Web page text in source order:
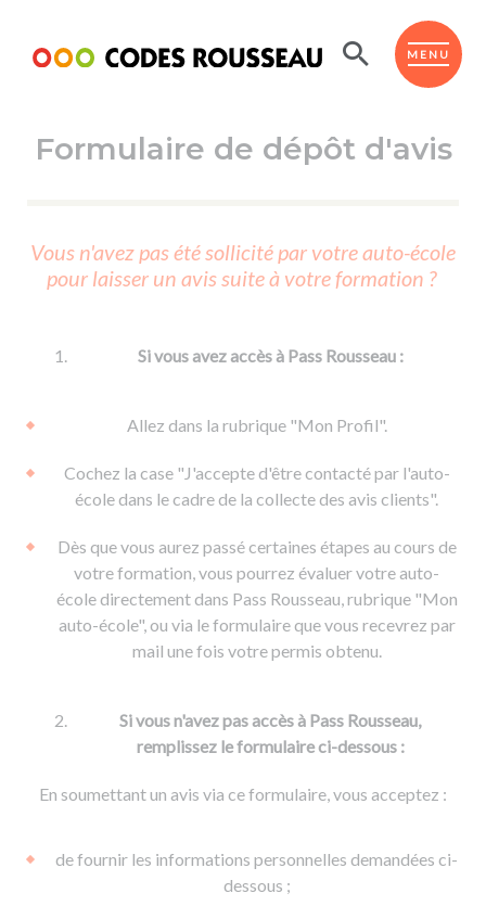
MENU
ESPACE ÉLÈVE
Code de la route
Passer l'ASSR
Réviser le code
Passer l'ETM
Permis voiture
Permis remorque
Permis & handicap
d'apprentissage
De la conduite en voiture
De la conduite à moto
Voir tous les supports
Formations pro.
Permis poids lourd
Formation FCO
Formation CACES
Devenir enseignant de la conduite
Ressources
Formulaire de dépôt d'avis
Vous n'avez pas été sollicité par votre auto-école
pour laisser un avis suite à votre formation ?
Si vous avez accès à Pass Rousseau :
Allez dans la rubrique "Mon Profil".
Cochez la case "J'accepte d'être contacté par l'auto-
école dans le cadre de la collecte des avis clients".
Dès que vous aurez passé certaines étapes au cours de
votre formation, vous pourrez évaluer votre auto-
école directement dans Pass Rousseau, rubrique "Mon
auto-école", ou via le formulaire que vous recevrez par
mail une fois votre permis obtenu.
Si vous n'avez pas accès à Pass Rousseau,
remplissez le formulaire ci-dessous :
En soumettant un avis via ce formulaire, vous acceptez :
de fournir les informations personnelles demandées ci-
dessous ;